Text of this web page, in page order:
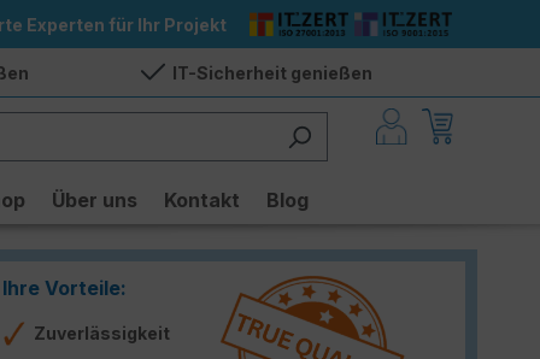
Experten für Ihr Projekt
IT-Sicherheit genießen
Über uns Kontakt Blog
Ihre Vorteile:
Zuverlässigkeit